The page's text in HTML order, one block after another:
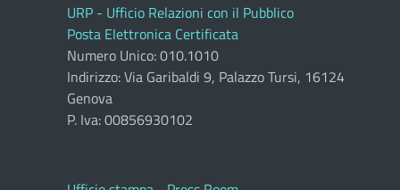
URP - Ufficio Relazioni con il Pubblico
Posta Elettronica Certificata
Numero Unico: 010.1010
Indirizzo: Via Garibaldi 9, Palazzo Tursi, 16124
Genova
P. Iva: 00856930102